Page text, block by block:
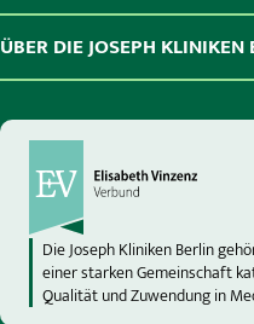
ÜBER DIE JOSEPH KLINIKEN
Die Joseph Kliniken Berlin
einer starken Gemeinschaft
Qualität und Zuwendung in